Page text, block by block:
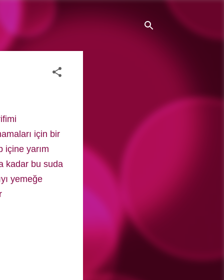
için bir
içine yarım
kadar bu suda
yemeğe